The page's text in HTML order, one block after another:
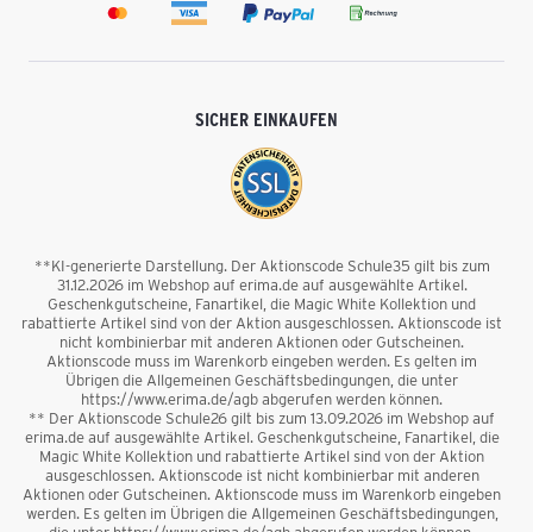
SICHER EINKAUFEN
**KI-generierte Darstellung. Der Aktionscode Schule35 gilt bis zum
31.12.2026 im Webshop auf erima.de auf ausgewählte Artikel.
Geschenkgutscheine, Fanartikel, die Magic White Kollektion und
rabattierte Artikel sind von der Aktion ausgeschlossen. Aktionscode ist
nicht kombinierbar mit anderen Aktionen oder Gutscheinen.
Aktionscode muss im Warenkorb eingeben werden. Es gelten im
Übrigen die Allgemeinen Geschäftsbedingungen, die unter
https://www.erima.de/agb abgerufen werden können.
** Der Aktionscode Schule26 gilt bis zum 13.09.2026 im Webshop auf
erima.de auf ausgewählte Artikel. Geschenkgutscheine, Fanartikel, die
Magic White Kollektion und rabattierte Artikel sind von der Aktion
ausgeschlossen. Aktionscode ist nicht kombinierbar mit anderen
Aktionen oder Gutscheinen. Aktionscode muss im Warenkorb eingeben
werden. Es gelten im Übrigen die Allgemeinen Geschäftsbedingungen,